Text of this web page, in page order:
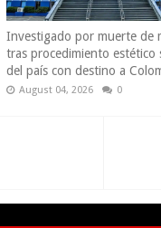
Investigado por muerte de
tras procedimiento estético
del país con destino a
August 04, 2026 0